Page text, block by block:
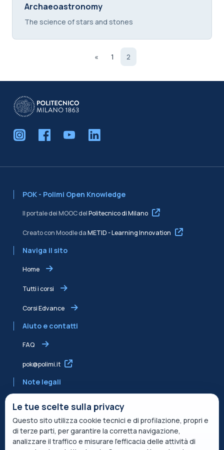
Titolo del corso
Archaeoastronomy
Testo introduttivo corso:
The science of stars and stones
«
Pagina precedente
1 2
(current)
POK - Polimi Open Knowledge
Il portale dei MOOC delPolitecnico di Milano
Creato con Moodle daMETID - Learning Innovation
Naviga il sito
Home
Tutti i corsi
Corsi Edvance
Aiuto e contatti
FAQ
pok@polimi.it
Note legali
Informativa condivisa Edvance per il trattamento dei dati
Termini di servizio
Le tue scelte sulla privacy
Questo sito utilizza cookie tecnici e di profilazione, propri e
di terze parti, per garantire la corretta navigazione,
analizzare il traffico e misurare l’efficacia delle attività di